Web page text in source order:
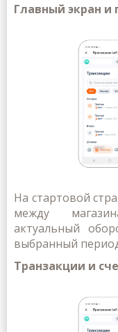
Главный экран и
На стартовой
между
актуальный
выбранный
Транзакции и